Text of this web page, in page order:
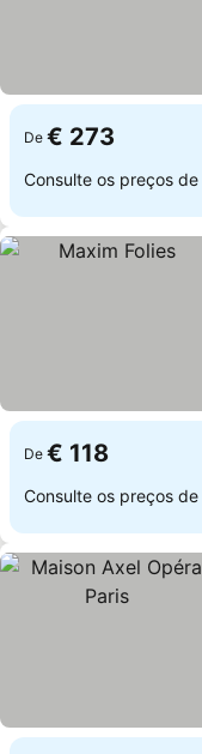
De € 273
Consulte os preços de
De € 118
Consulte os preços de